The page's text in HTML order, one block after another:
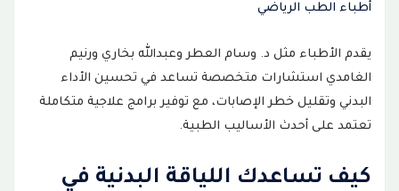
أطباء الطب الرياضي
يقدم الأطباء مثل د. وسام العطر وعبدالله بخاري ورنيم
الغامدي استشارات متخصصة تساعد في تحسين الأداء
البدني وتقليل خطر الإصابات، مع توفير برامج علاجية متكاملة
تعتمد على أحدث الأساليب الطبية.
كيف تساعدك اللياقة البدنية في